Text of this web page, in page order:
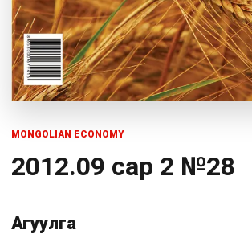
MONGOLIAN ECONOMY
2012.09 сар 2 №28
Агуулга